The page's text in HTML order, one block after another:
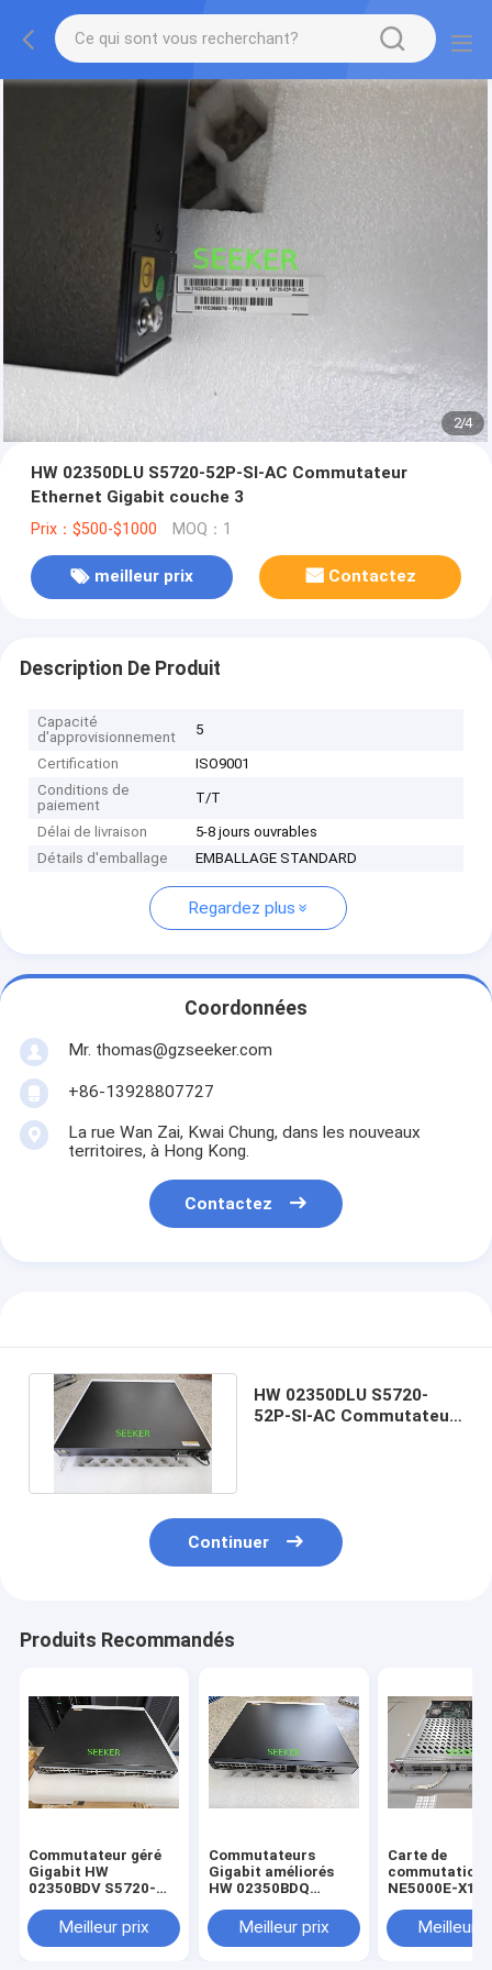
2/4
HW 02350DLU S5720-52P-SI-AC Commutateur
Ethernet Gigabit couche 3
Prix：$500-$1000 MOQ：1
meilleur prix Contactez
Description De Produit
Capacité
d'approvisionnement
5
Certification
ISO9001
Conditions de
paiement
T/T
Délai de livraison
5-8 jours ouvrables
Détails d'emballage
EMBALLAGE STANDARD
Regardez plus
Coordonnées
Mr. thomas@gzseeker.com
+86-13928807727
La rue Wan Zai, Kwai Chung, dans les nouveaux
territoires, à Hong Kong.
Contactez
HW 02350DLU S5720-
52P-SI-AC Commutateur
Continuer
Produits Recommandés
Commutateur géré
Gigabit HW
02350BDV S5720-
Meilleur prix
Commutateurs
Gigabit améliorés
HW 02350BDQ
Meilleur prix
Carte de
commutation
NE5000E-X16
100G
Meilleur